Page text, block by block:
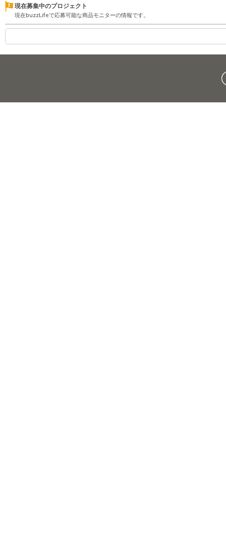
現在募集中のプロジェクト
現在buzzLifeで応募可能な商品モニターの情報です。